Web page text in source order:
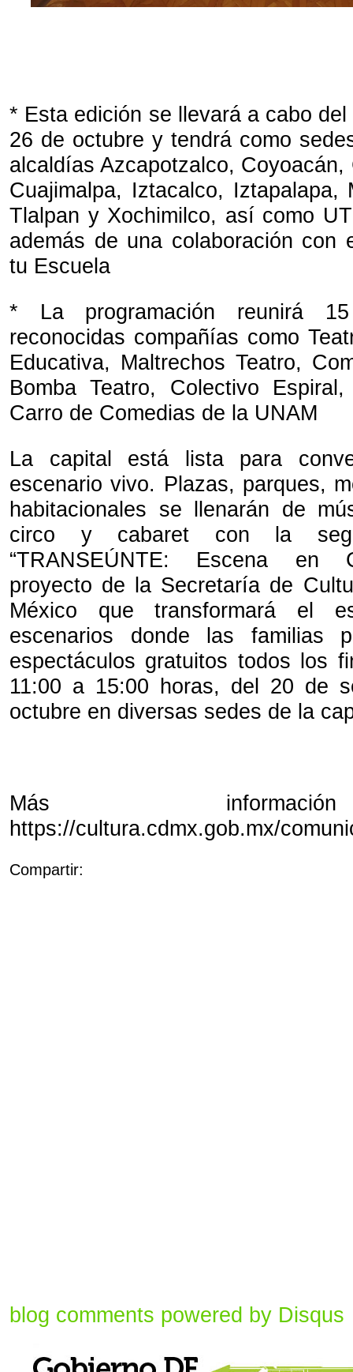
* Esta edición se llevará a cabo
26 de octubre y tendrá como
alcaldías Azcapotzalco,
Cuajimalpa, Iztacalco, Iztapalapa,
Tlalpan y Xochimilco, así como
además de una colaboración con
tu Escuela
* La programación reunirá
reconocidas compañías como
Educativa, Maltrechos Teatro,
Bomba Teatro, Colectivo
Carro de Comedias de la UNAM
La capital está lista para
escenario vivo. Plazas, parques,
habitacionales se llenarán de
circo y cabaret con la
“TRANSEÚNTE: Escena en
proyecto de la Secretaría de
México que transformará el
escenarios donde las familias
espectáculos gratuitos todos los
11:00 a 15:00 horas, del 20 de
octubre en diversas sedes de la
Más
https://cultura.cdmx.gob.mx/
Compartir:
blog comments powered by Disqus